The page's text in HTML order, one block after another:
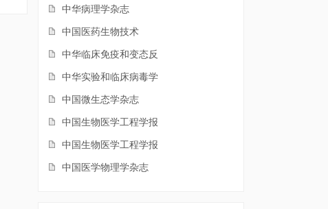
中华病理学杂志
中国医药生物技术
中华临床免疫和变态反
中华实验和临床病毒学
中国微生态学杂志
中国生物医学工程学报
中国生物医学工程学报
中国医学物理学杂志